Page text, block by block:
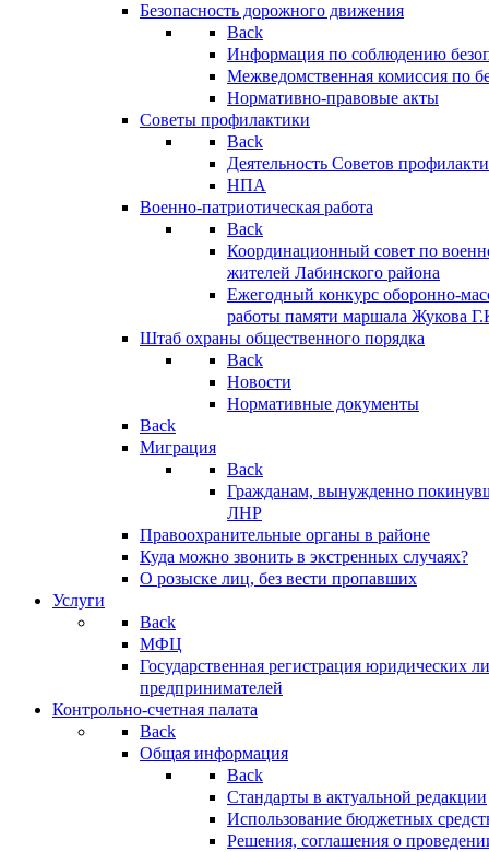
Безопасность дорожного движения
Back
Информация по соблюдению
Межведомственная комиссия по
Нормативно-правовые акты
Советы профилактики
Back
Деятельность Советов
НПА
Военно-патриотическая работа
Back
Координационный совет по
жителей Лабинского района
Ежегодный конкурс оборонно-
работы памяти маршала Жукова
Штаб охраны общественного порядка
Back
Новости
Нормативные документы
Back
Миграция
Back
Гражданам, вынужденно
ЛНР
Правоохранительные органы в районе
Куда можно звонить в экстренных случаях?
О розыске лиц, без вести пропавших
Услуги
Back
МФЦ
Государственная регистрация юридических
предпринимателей
Контрольно-счетная палата
Back
Общая информация
Back
Стандарты в актуальной редакции
Использование бюджетных
Решения, соглашения о